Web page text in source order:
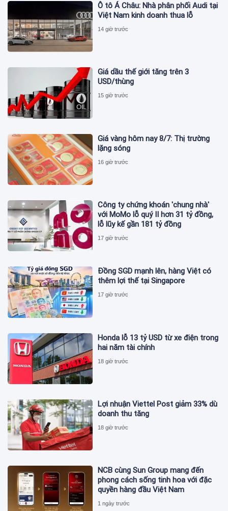
Ô tô Á Châu: Nhà phân phối Audi tại
Việt Nam kinh doanh thua lỗ
14 giờ trước
Giá dầu thế giới tăng trên 3
USD/thùng
15 giờ trước
Giá vàng hôm nay 8/7: Thị trường
lặng sóng
16 giờ trước
Công ty chứng khoán 'chung nhà'
với MoMo lỗ quý II hơn 31 tỷ đồng,
lỗ lũy kế gần 181 tỷ đồng
17 giờ trước
Đồng SGD mạnh lên, hàng Việt có
thêm lợi thế tại Singapore
17 giờ trước
Honda lỗ 13 tỷ USD từ xe điện trong
hai năm tài chính
18 giờ trước
Lợi nhuận Viettel Post giảm 33% dù
doanh thu tăng
18 giờ trước
NCB cùng Sun Group mang đến
phong cách sống tinh hoa với đặc
quyền hàng đầu Việt Nam
1 ngày trước